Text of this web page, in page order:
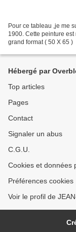
Pour ce tableau ,je me
1900. Cette peinture
grand format ( 50 X 65 )
Hébergé par
Top articles
Pages
Contact
Signaler un abus
C.G.U.
Cookies et données
Préférences cookies
Voir le profil de